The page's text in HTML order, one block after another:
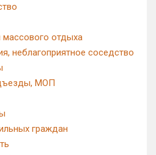
массового отдыха
неблагоприятное соседство
МОП
граждан